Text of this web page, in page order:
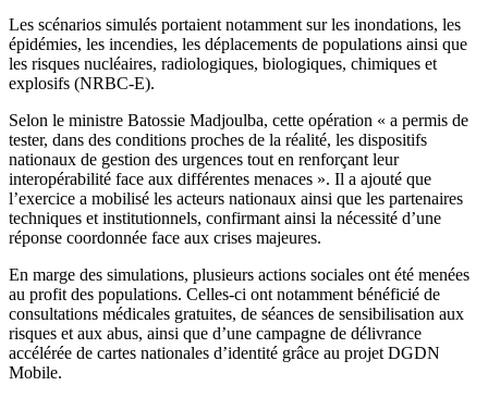
Les scénarios simulés portaient notamment sur les inondations, les
épidémies, les incendies, les déplacements de populations ainsi que
les risques nucléaires, radiologiques, biologiques, chimiques et
explosifs (NRBC-E).
Selon le ministre Batossie Madjoulba, cette opération « a permis de
tester, dans des conditions proches de la réalité, les dispositifs
nationaux de gestion des urgences tout en renforçant leur
interopérabilité face aux différentes menaces ». Il a ajouté que
l’exercice a mobilisé les acteurs nationaux ainsi que les partenaires
techniques et institutionnels, confirmant ainsi la nécessité d’une
réponse coordonnée face aux crises majeures.
En marge des simulations, plusieurs actions sociales ont été menées
au profit des populations. Celles-ci ont notamment bénéficié de
consultations médicales gratuites, de séances de sensibilisation aux
risques et aux abus, ainsi que d’une campagne de délivrance
accélérée de cartes nationales d’identité grâce au projet DGDN
Mobile.